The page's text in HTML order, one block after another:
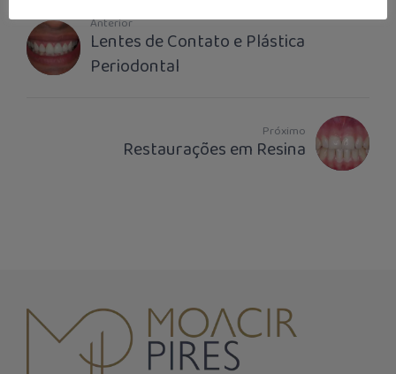
Anterior
Lentes de Contato e Plástica
Periodontal
Próximo
Restaurações em Resina